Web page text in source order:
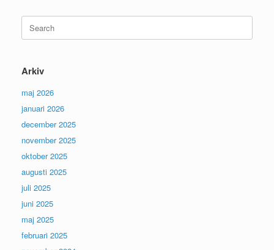
Search
for:
Arkiv
maj 2026
januari 2026
december 2025
november 2025
oktober 2025
augusti 2025
juli 2025
juni 2025
maj 2025
februari 2025